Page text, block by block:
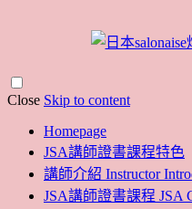
Close Skip to content
Homepage
JSA講師證書課程特色
講師介紹 Instructor
JSA講師證書課程 JSA